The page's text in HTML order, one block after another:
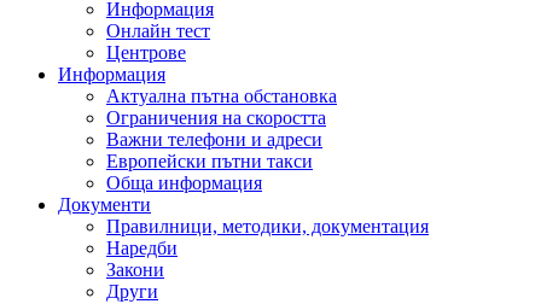
Информация
Онлайн тест
Центрове
Информация
Актуална пътна обстановка
Ограничения на скоростта
Важни телефони и адреси
Европейски пътни такси
Обща информация
Документи
Правилници, методики, документация
Наредби
Закони
Други